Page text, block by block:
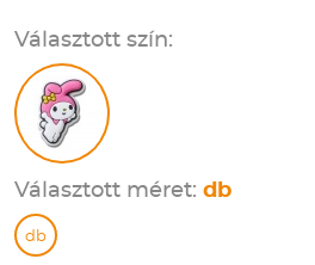
Választott szín:
Választott méret: db
db